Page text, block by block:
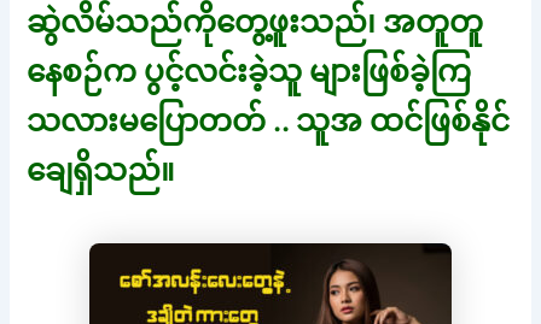
ဆွဲလိမ်သည်ကိုတွေ့ဖူးသည်၊ အတူတူ
နေစဉ်က ပွင့်လင်းခဲ့သူ များဖြစ်ခဲ့ကြ
သလားမပြောတတ် .. သူအ ထင်ဖြစ်နိုင်
ချေရှိသည်။